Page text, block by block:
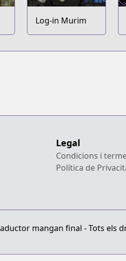
Log-in Murim
Legal
Condicions i
Política de
mangan final - Tots els